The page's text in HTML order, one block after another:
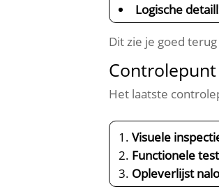
Logische
Dit zie je goed
Het laatste
Visuele
Functionele
Opleverlijst